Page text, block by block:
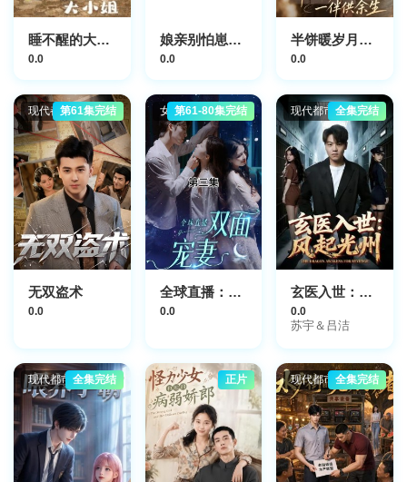
睡不醒的大小姐
0.0
娘亲别怕崽崽来了
0.0
半饼暖岁月，一伴供余生
0.0
现代都市第61集完结
无双盗术
0.0
女频恋爱
第61-80集完结
全球直播：双面宠妻
0.0
现代都市 全集完结
玄医入世：风起光州
0.0
苏宇＆吕洁
现代都市 全集完结 正片 现代都市 全集完结